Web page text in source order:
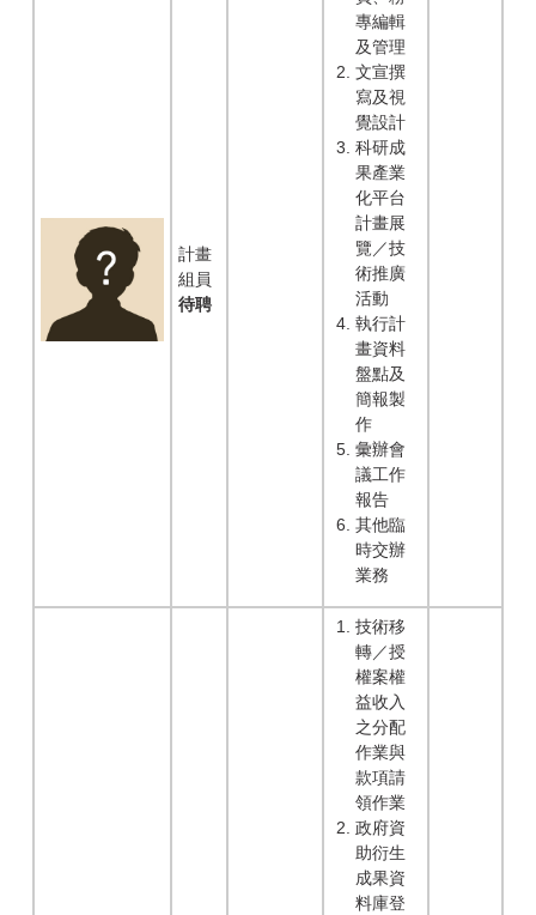
計畫
組員
待聘
專編輯
及管理
文宣撰
寫及視
覺設計
科研成
果產業
化平台
計畫展
覽／技
術推廣
活動
執行計
畫資料
盤點及
簡報製
作
彙辦會
議工作
報告
其他臨
時交辦
業務
技術移
轉／授
權案權
益收入
之分配
作業與
款項請
領作業
政府資
助衍生
成果資
料庫登